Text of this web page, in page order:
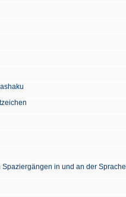
in und an der Sprache